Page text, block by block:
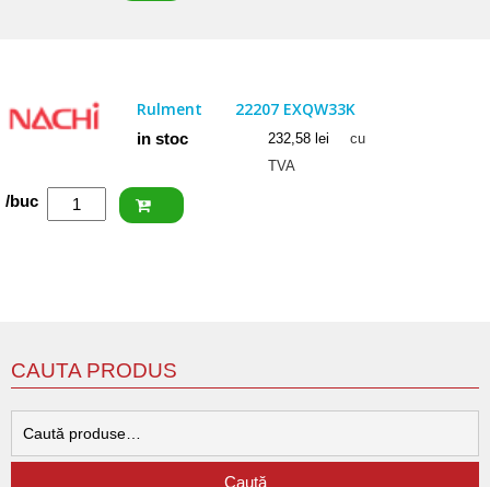
Rulment 22207 EXQW33K
in stoc 232,58 lei
cu
TVA
Cantitate
NACHI
/buc
CAUTA PRODUS
Caută